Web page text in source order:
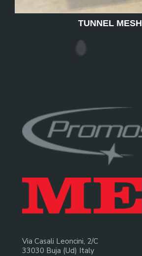
TUNNEL MESH
Via Casali Leoncini, 2/C
33030 Buja (Ud) Italy